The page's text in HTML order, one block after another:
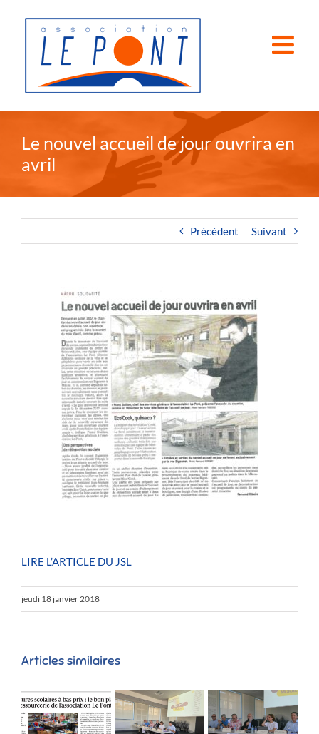
Le nouvel accueil de jour ouvrira en
avril
Précédent Suivant
LIRE L’ARTICLE DU JSL
jeudi 18 janvier 2018
Articles similaires